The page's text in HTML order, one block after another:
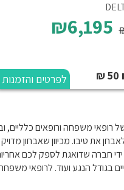
₪6,195
לפרטים והזמנות
משפחה ורופאים כלליים,
את טיבו. מכיוון שאבחון
חברה שדואגת לספק לכם
בגודל הנגע ועוד.